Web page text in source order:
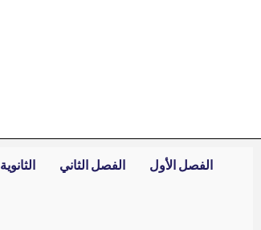
الفصل الأول الفصل الثاني الثانوية